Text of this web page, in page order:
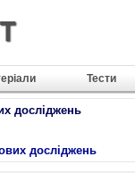
Тести
досліджень
досліджень